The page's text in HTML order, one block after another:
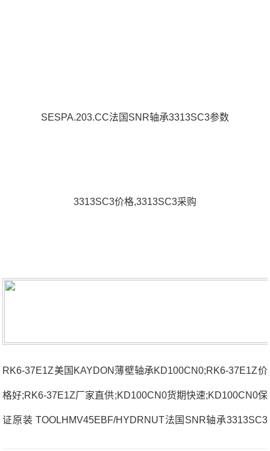
SESPA.203.CC法国SNR轴承3313SC3参数
3313SC3价格,3313SC3采购
RK6-37E1Z美国KAYDON薄壁轴承KD100CN0;RK6-37E1Z价
格好;RK6-37E1Z厂家直供;KD100CN0货期快速;KD100CN0保
证原装 TOOLHMV45EBF/HYDRNUT法国SNR轴承3313SC3